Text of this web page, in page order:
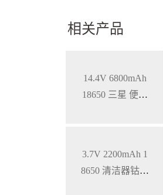
相关产品
14.4V 6800mAh
18650 三星 便携
3.7V 2200mAh 1
8650 清洁器钴酸